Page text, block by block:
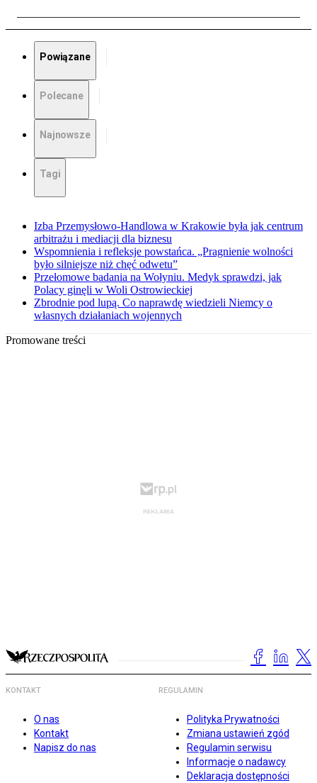
Powiązane
Polecane
Najnowsze
Tagi
Izba Przemysłowo-Handlowa w Krakowie była jak centrum
arbitrażu i mediacji dla biznesu
Wspomnienia i refleksje powstańca. „Pragnienie wolności
było silniejsze niż chęć odwetu”
Przełomowe badania na Wołyniu. Medyk sprawdzi, jak
Polacy ginęli w Woli Ostrowieckiej
Zbrodnie pod lupą. Co naprawdę wiedzieli Niemcy o
własnych działaniach wojennych
Promowane treści
KONTAKT
O nas
Kontakt
Napisz do nas
REGULAMIN
Polityka Prywatności
Zmiana ustawień zgód
Regulamin serwisu
Informacje o nadawcy
Deklaracja dostępności